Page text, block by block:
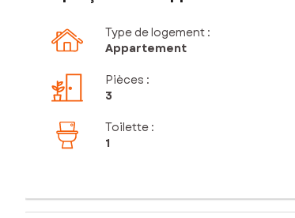
Type de logement :
Appartement
Pièces :
3
Toilette :
1